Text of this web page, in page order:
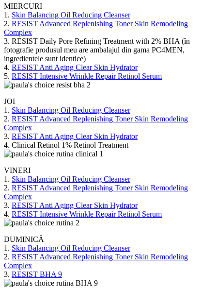
MIERCURI
1. Skin Balancing Oil Reducing Cleanser
2. RESIST Advanced Replenishing Toner Skin Remodeling
Complex
3. RESIST Daily Pore Refining Treatment with 2% BHA (în
fotografie produsul meu are ambalajul din gama PC4MEN,
ingredientele sunt identice)
4. RESIST Anti Aging Clear Skin Hydrator
5. RESIST Intensive Wrinkle Repair Retinol Serum
JOI
1. Skin Balancing Oil Reducing Cleanser
2. RESIST Advanced Replenishing Toner Skin Remodeling
Complex
3. RESIST Anti Aging Clear Skin Hydrator
4. Clinical Retinol 1% Retinol Treatment
VINERI
1. Skin Balancing Oil Reducing Cleanser
2. RESIST Advanced Replenishing Toner Skin Remodeling
Complex
3. RESIST Anti Aging Clear Skin Hydrator
4. RESIST Intensive Wrinkle Repair Retinol Serum
DUMINICĂ
1. Skin Balancing Oil Reducing Cleanser
2. RESIST Advanced Replenishing Toner Skin Remodeling
Complex
3. RESIST BHA 9